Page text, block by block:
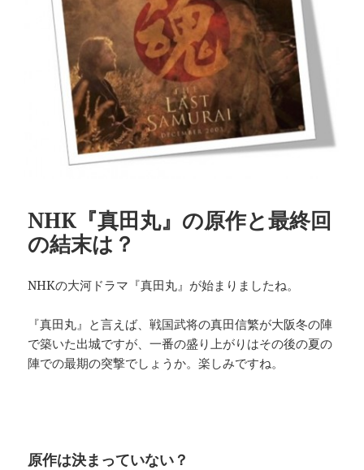
NHK『真田丸』の原作と最終回
の結末は？
NHKの大河ドラマ『真田丸』が始まりましたね。
『真田丸』と言えば、戦国武将の真田信繁が大阪冬の陣
で築いた出城ですが、一番の盛り上がりはその後の夏の
陣での最期の突撃でしょうか。楽しみですね。
原作は決まっていない？